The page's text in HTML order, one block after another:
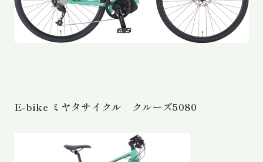
E-bike ミヤタサイクル クルーズ5080